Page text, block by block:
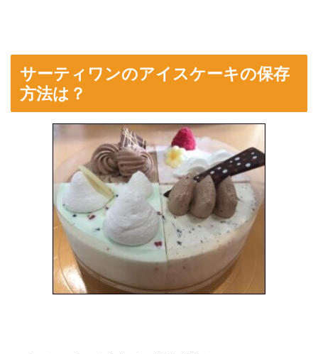
サーティワンのアイスケーキの保存
方法は？